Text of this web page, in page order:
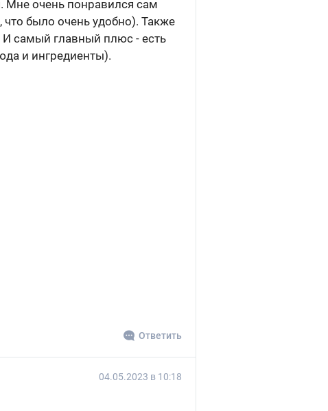
Мне очень понравился сам
было очень удобно). Также
И самый главный плюс - есть
и ингредиенты).
Ответить
04.05.2023 в 10:18